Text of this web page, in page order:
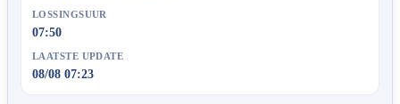
LOSSINGSUUR
07:50
LAATSTE UPDATE
08/08 07:23